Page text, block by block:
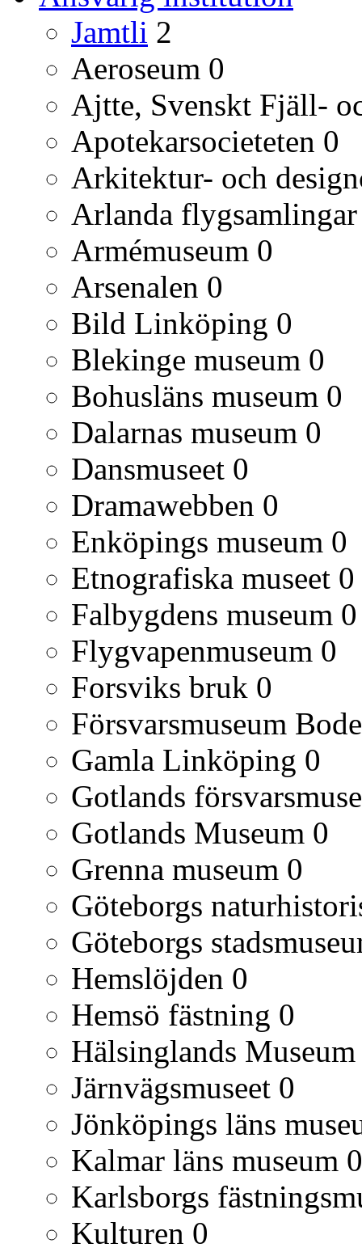
Jamtli 2
Aeroseum 0
Ajtte, Svenskt Fjäll-
Apotekarsocieteten 0
Arkitektur- och
Arlanda flygsamlingar
Armémuseum 0
Arsenalen 0
Bild Linköping 0
Blekinge museum 0
Bohusläns museum 0
Dalarnas museum 0
Dansmuseet 0
Dramawebben 0
Enköpings museum 0
Etnografiska museet 0
Falbygdens museum 0
Flygvapenmuseum 0
Forsviks bruk 0
Försvarsmuseum
Gamla Linköping 0
Gotlands
Gotlands Museum 0
Grenna museum 0
Göteborgs
Göteborgs
Hemslöjden 0
Hemsö fästning 0
Hälsinglands Museum
Järnvägsmuseet 0
Jönköpings läns
Kalmar läns museum 0
Karlsborgs
Kulturen 0